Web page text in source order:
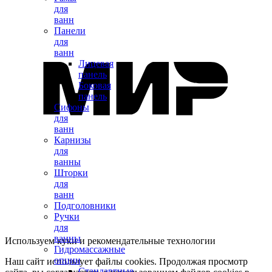
для
ванн
Панели
для
ванн
Лицевая
панель
Боковая
панель
Сифоны
для
ванн
Карнизы
для
ванны
Шторки
для
ванн
Подголовники
Ручки
для
ванны
Гидромассажные
опции
Используем куки и рекомендательные технологии
Наш сайт использует файлы cookies. Продолжая просмотр